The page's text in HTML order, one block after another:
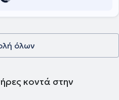
όλων
κοντά στην